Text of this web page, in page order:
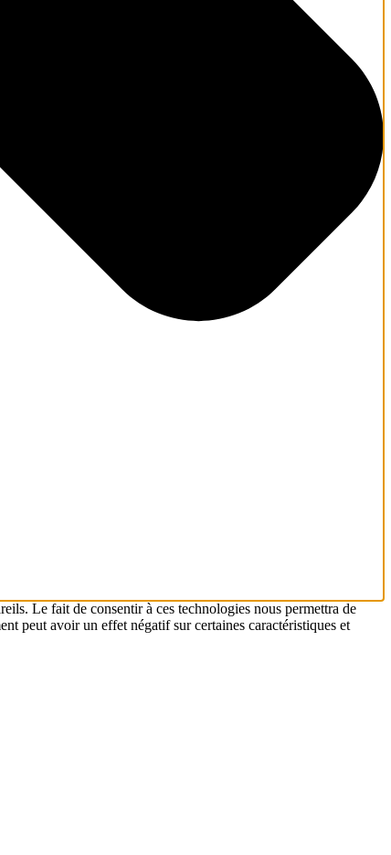
Le fait de consentir à ces technologies nous permettra de
peut avoir un effet négatif sur certaines caractéristiques et